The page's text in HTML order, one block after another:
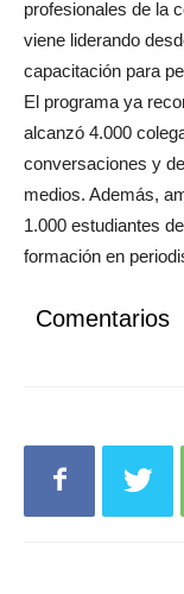
profesionales de la
viene liderando
capacitación para
El programa ya
alcanzó 4.000
conversaciones y
medios. Además,
1.000 estudiantes
formación en
Comentarios